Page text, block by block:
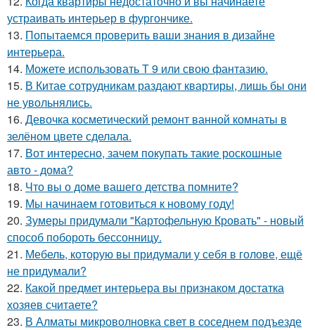
устраивать интерьер в фургончике.
13. Попытаемся проверить ваши знания в дизайне
интерьера.
14. Можете использовать Т 9 или свою фантазию.
15. В Китае сотрудникам раздают квартиры, лишь бы они
не увольнялись.
16. Девочка косметический ремонт ванной комнаты в
зелёном цвете сделала.
17. Вот интересно, зачем покупать такие роскошные
авто - дома?
18. Что вы о доме вашего детства помните?
19. Мы начинаем готовиться к новому году!
20. Зумеры придумали "Картофельную Кровать" - новый
способ побороть бессонницу.
21. Мебель, которую вы придумали у себя в голове, ещё
не придумали?
22. Какой предмет интерьера вы признаком достатка
хозяев считаете?
23. В Алматы микроволновка свет в соседнем подъезде